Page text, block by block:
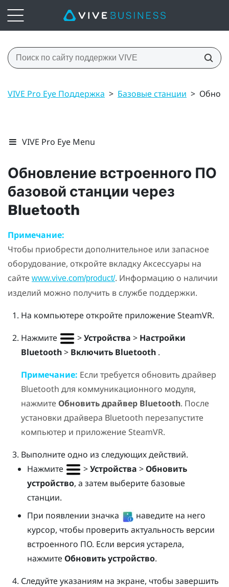
VIVE Pro Eye Поддержка > Базовые станции >
VIVE Pro Eye Menu
Обновление встроенного ПО
базовой станции через
Bluetooth
Примечание:
Чтобы приобрести дополнительное или запасное
оборудование, откройте вкладку Аксессуары на
сайте www.vive.com/product/. Информацию о наличии
изделий можно получить в службе поддержки.
На компьютере откройте приложение SteamVR.
Нажмите
>Устройства > Настройки
Bluetooth> Включить Bluetooth .
Примечание: Если требуется обновить драйвер
Bluetooth для коммуникационного модуля,
нажмите Обновить драйвер Bluetooth. После
установки драйвера Bluetooth перезапустите
компьютер и приложение SteamVR.
Выполните одно из следующих действий.
Нажмите
>Устройства >Обновить
устройство, а затем выберите базовые
станции.
При появлении значка
наведите на него
курсор, чтобы проверить актуальность версии
встроенного ПО. Если версия устарела,
нажмитеОбновить устройство.
Следуйте указаниям на экране, чтобы завершить